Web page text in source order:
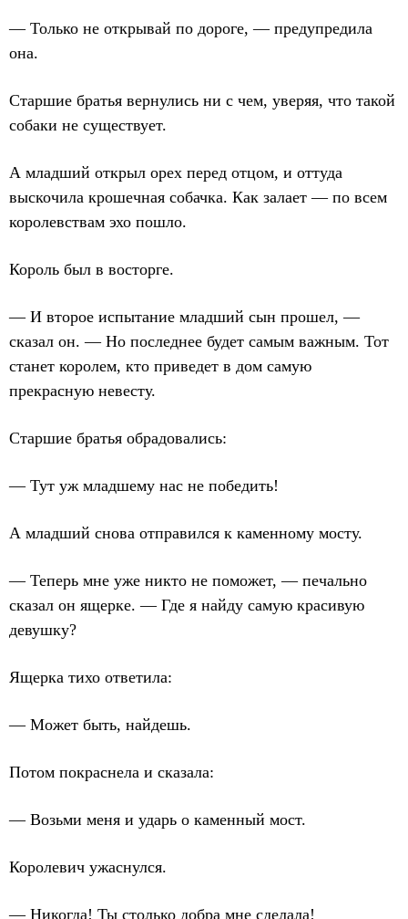
— Только не открывай по дороге, — предупредила
она.
Старшие братья вернулись ни с чем, уверяя, что такой
собаки не существует.
А младший открыл орех перед отцом, и оттуда
выскочила крошечная собачка. Как залает — по всем
королевствам эхо пошло.
Король был в восторге.
— И второе испытание младший сын прошел, —
сказал он. — Но последнее будет самым важным. Тот
станет королем, кто приведет в дом самую
прекрасную невесту.
Старшие братья обрадовались:
— Тут уж младшему нас не победить!
А младший снова отправился к каменному мосту.
— Теперь мне уже никто не поможет, — печально
сказал он ящерке. — Где я найду самую красивую
девушку?
Ящерка тихо ответила:
— Может быть, найдешь.
Потом покраснела и сказала:
— Возьми меня и ударь о каменный мост.
Королевич ужаснулся.
— Никогда! Ты столько добра мне сделала!